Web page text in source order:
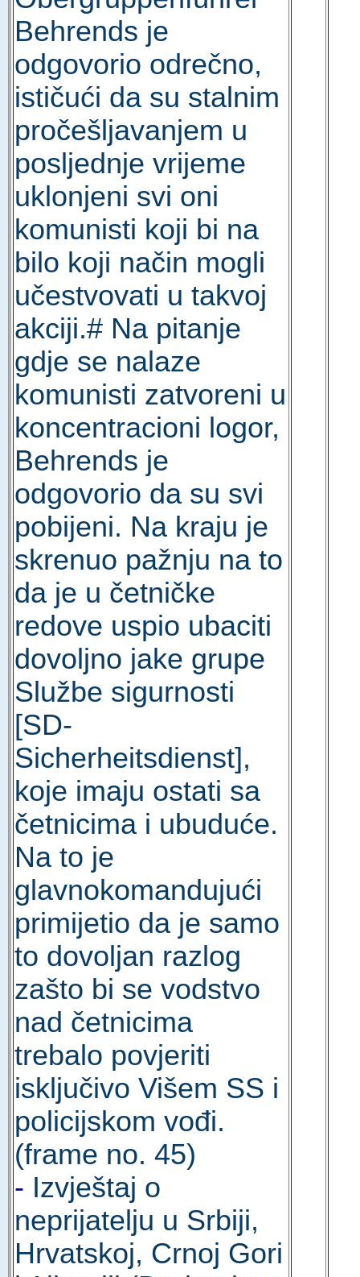
Behrends je
odgovorio odrečno,
ističući da su stalnim
pročešljavanjem u
posljednje vrijeme
uklonjeni svi oni
komunisti koji bi na
bilo koji način mogli
učestvovati u takvoj
akciji.# Na pitanje
gdje se nalaze
komunisti zatvoreni u
koncentracioni logor,
Behrends je
odgovorio da su svi
pobijeni. Na kraju je
skrenuo pažnju na to
da je u četničke
redove uspio ubaciti
dovoljno jake grupe
Službe sigurnosti
[SD-
Sicherheitsdienst],
koje imaju ostati sa
četnicima i ubuduće.
Na to je
glavnokomandujući
primijetio da je samo
to dovoljan razlog
zašto bi se vodstvo
nad četnicima
trebalo povjeriti
isključivo Višem SS i
policijskom vođi.
(frame no. 45)
- Izvještaj o
neprijatelju u Srbiji,
Hrvatskoj, Crnoj Gori